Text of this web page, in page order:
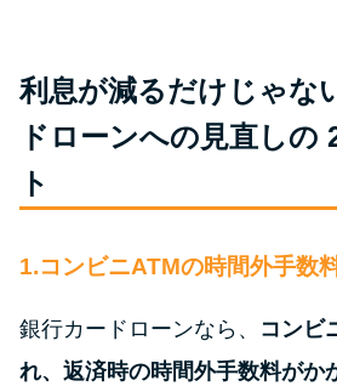
は要注意！
090金融（闇金
の対処法
安や審査に通
利息が減るだけじゃな
ドローンへの見直しの
ト
1.コンビニATMの時間外手数
銀行カードローンなら、 コンビ
れ、返済時の時間外手数料がか